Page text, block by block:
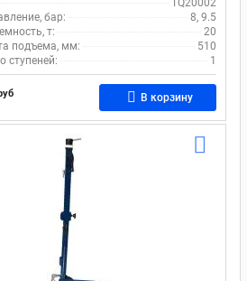
TQ20002
бар:
8, 9.5
т:
20
подъема, мм:
510
ступеней:
1
В корзину